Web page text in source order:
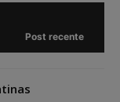
Post recente